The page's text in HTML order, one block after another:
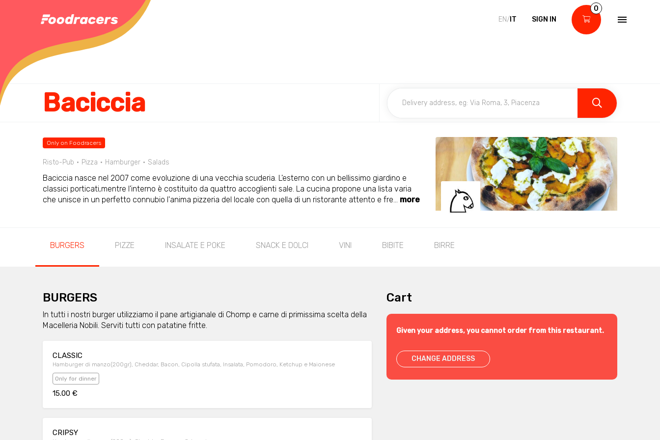
EN/ IT SIGN IN
0
Baciccia
Only on Foodracers
Risto-Pub Pizza Hamburger Salads
Baciccia nasce nel 2007 come evoluzione di una vecchia scuderia. L'esterno con un bellissimo giardino e
classici porticati,mentre l'interno è costituito da quattro accoglienti sale. La cucina propone una lista varia
che unisce in un perfetto connubio l'anima pizzeria del locale con quella di un ristorante attento e fre... more
BURGERS PIZZE INSALATE E POKE SNACK E DOLCI VINI BIBITE BIRRE
BURGERS
In tutti i nostri burger utilizziamo il pane artigianale di Chomp e carne di primissima scelta della
Macelleria Nobili. Serviti tutti con patatine fritte.
CLASSIC
Hamburger di manzo(200gr), Cheddar, Bacon, Cipolla stufata, Insalata, Pomodoro, Ketchup e Maionese
Only for dinner
15.00 €
CRIPSY
Cart
Given your address, you cannot order from this restaurant.
CHANGE ADDRESS